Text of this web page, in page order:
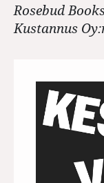
Rosebud
Kustannus